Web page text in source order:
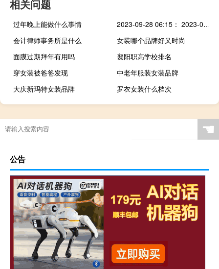
相关问题
过年晚上能做什么事情
2023-09-28 06:15： 2023-09-28 06:15,因河北省境内降雾,G25长深高速全线收费站入口封闭；因控制流量,S50津晋高速塘沽收费站限行货车。 ​​​
会计律师事务所是什么
女装哪个品牌好又时尚
面膜过期拜年有用吗
襄阳职高学校排名
穿女装被爸爸发现
中老年服装女装品牌
大庆新玛特女装品牌
罗衣女装什么档次
☚
公告